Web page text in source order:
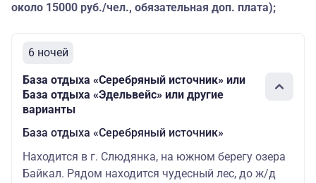
около 15000 руб./чел., обязательная доп. плата);
6 ночей
База отдыха «Серебряный источник» или
База отдыха «Эдельвейс» или другие
варианты
База отдыха «Серебряный источник»
Находится в г. Слюдянка, на южном берегу озера
Байкал. Рядом находится чудесный лес, до ж/д